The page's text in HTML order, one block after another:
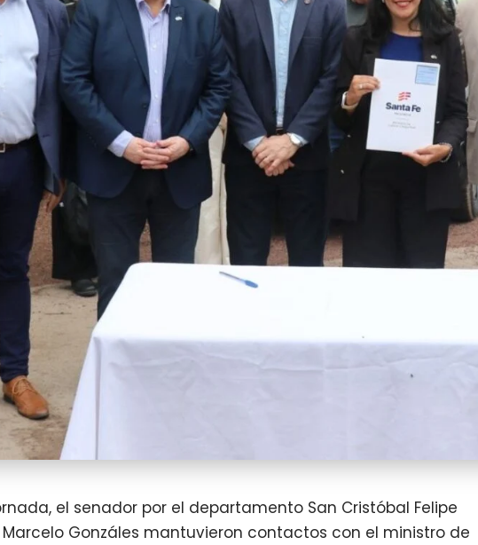
el senador por el departamento San Cristóbal Felipe
Gonzáles mantuvieron contactos con el ministro de